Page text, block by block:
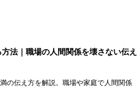
法｜職場の人間関係を壊さない伝え
の伝え方を解説。職場や家庭で人間関係